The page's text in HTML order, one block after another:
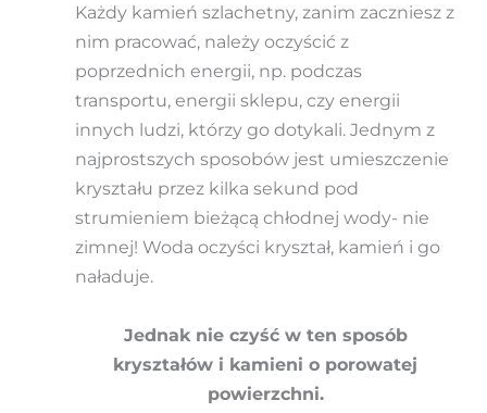
Każdy kamień szlachetny, zanim zaczniesz z
nim pracować, należy oczyścić z
poprzednich energii, np. podczas
transportu, energii sklepu, czy energii
innych ludzi, którzy go dotykali. Jednym z
najprostszych sposobów jest umieszczenie
kryształu przez kilka sekund pod
strumieniem bieżącą chłodnej wody- nie
zimnej! Woda oczyści kryształ, kamień i go
naładuje.
Jednak nie czyść w ten sposób
kryształów i kamieni o porowatej
powierzchni.